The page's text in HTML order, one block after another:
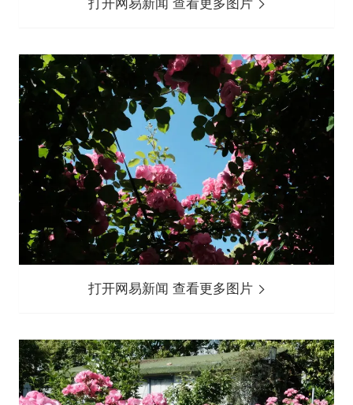
打开网易新闻 查看更多图片